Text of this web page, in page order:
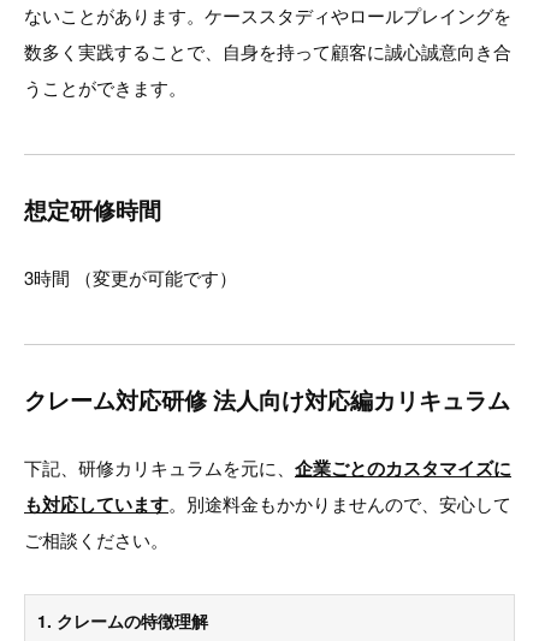
ないことがあります。ケーススタディやロールプレイングを
数多く実践することで、自身を持って顧客に誠心誠意向き合
うことができます。
想定研修時間
3時間 （変更が可能です）
クレーム対応研修 法人向け対応編カリキュラム
下記、研修カリキュラムを元に、 企業ごとのカスタマイズに
も対応しています。別途料金もかかりませんので、安心して
ご相談ください。
1. クレームの特徴理解